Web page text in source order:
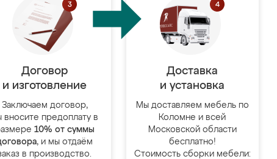
Договор
и изготовление
Заключаем договор,
вносите предоплату в
10% от суммы
, и мы отдаём
в производство.
Доставка
и установка
Мы доставляем мебель по
Коломне и всей
Московской области
бесплатно!
Стоимость сборки мебели: